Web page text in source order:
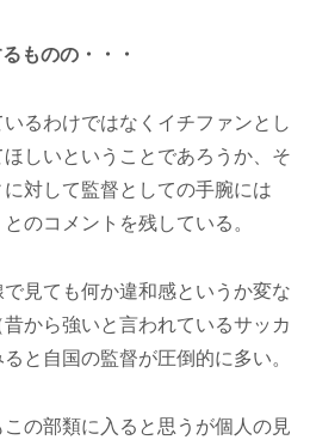
ものの・・・
るわけではなくイチファンとし
しいということであろうか、そ
対して監督としての手腕には
のコメントを残している。
見ても何か違和感というか変な
から強いと言われているサッカ
と自国の監督が圧倒的に多い。
の部類に入ると思うが個人の見